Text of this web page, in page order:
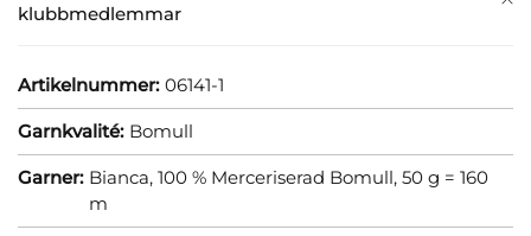
klubbmedlemmar
Artikelnummer: 06141-1
Garnkvalité: Bomull
Garner: Bianca, 100 % Merceriserad Bomull, 50 g = 160
m